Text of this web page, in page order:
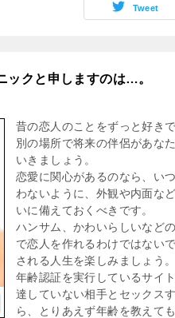
Tweet
ックと申しますのは…。
昔の恋人のことをずっと好き
別の場所で将来の伴侶があな
いきましょう。
恋愛に関心があるのなら、い
わないように、外観や内面な
いに備えておくべきです。
ハンサム、かわいらしいなど
で恋人を作れるわけではない
される人生を楽しみましょう。
年齢認証を実行しているサイ
達していない相手とセックス
ら、とりあえず年齢を教えて